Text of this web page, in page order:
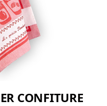
CONFITURE